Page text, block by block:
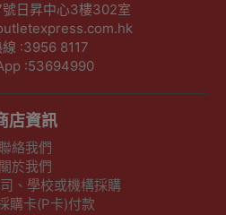
日昇中心3樓302室
線 :3956 8117
:53694990
店資訊
聯絡我們
關於我們
、學校或機構採購
購卡(P卡)付款